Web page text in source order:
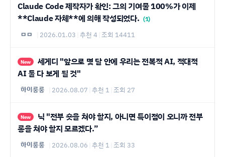
Claude Code 제작자가 확인: 그의 기여물 100%가 이제
**Claude 자체**에 의해 작성되었다. (1)
ㅁㅁ 2026.01.03 추천 4 조회 14411
New
AI 둘 다 보게 될 것"
하이룽룽 2026.08.07 추천 1 조회 27
New
롱을 쳐야 할지 모르겠다.”
하이룽룽 2026.08.06 추천 1 조회 33